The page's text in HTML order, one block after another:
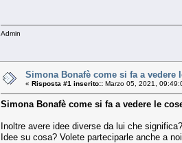
Admin
Simona Bonafè come si fa a
« Risposta #1 inserito:: Marzo 05, 2021,
Simona Bonafè come si fa a vedere le
Inoltre avere idee diverse da lui che significa?
Idee su cosa? Volete parteciparle anche a